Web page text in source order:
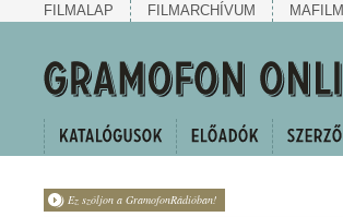
FILMALAP FILMARCHÍVUM MAFILM
Ez szóljon a GramofonRádióban!